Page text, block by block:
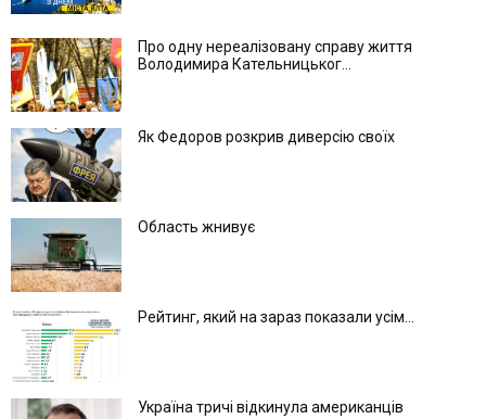
Про одну нереалізовану справу життя
Володимира Кательницьког...
Як Федоров розкрив диверсію своїх
Область жнивує
Рейтинг, який на зараз показали усім...
Україна тричі відкинула американців